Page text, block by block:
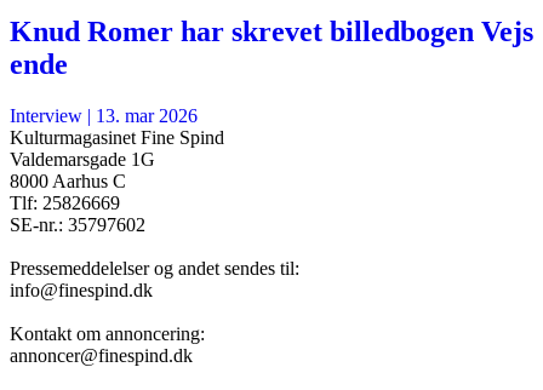
Knud Romer har skrevet billedbogen Vejs
ende
Interview | 13. mar 2026
Kulturmagasinet Fine Spind
Valdemarsgade 1G
8000 Aarhus C
Tlf: 25826669
SE-nr.: 35797602
Pressemeddelelser og andet sendes til:
info@finespind.dk
Kontakt om annoncering:
annoncer@finespind.dk